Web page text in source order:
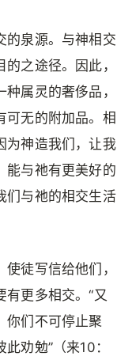
的泉源。与神相交
之途径。因此，
属灵的奢侈品，
可无的附加品。相
为神造我们，让我
能与祂有更美好的
们与祂的相交生活
徒写信给他们，
更多相交。“又
你们不可停止聚
劝勉”（来10：